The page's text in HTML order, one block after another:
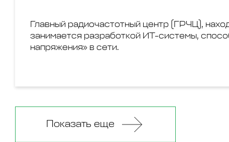
Главный радиочастотный центр (ГРЧЦ),
занимается разработкой ИТ-системы,
напряжения» в сети.
Показать еще